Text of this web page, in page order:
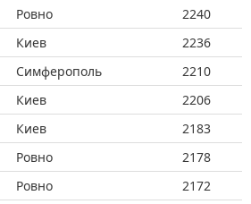
Ровно
2240
Киев
2236
Симферополь
2210
Киев
2206
Киев
2183
Ровно
2178
Ровно
2172